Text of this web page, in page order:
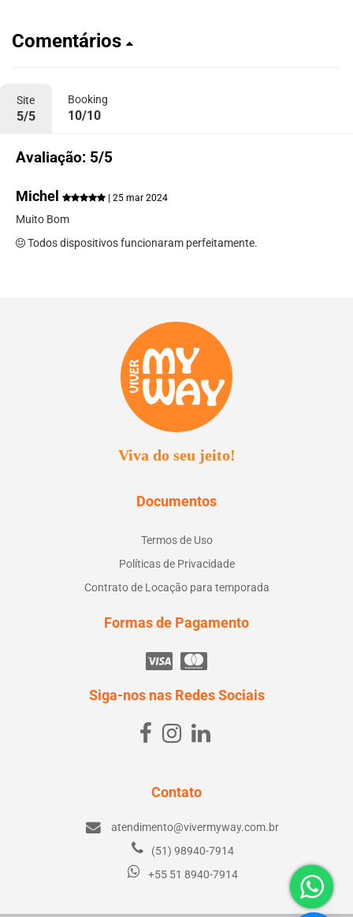
Comentários
Site
5/5
Booking
10/10
Avaliação: 5/5
Michel | 25 mar 2024
Muito Bom
Todos dispositivos funcionaram perfeitamente.
Viva do seu jeito!
Documentos
Termos de Uso
Políticas de Privacidade
Contrato de Locação para temporada
Formas de Pagamento
Siga-nos nas Redes Sociais
Contato
atendimento@vivermyway.com.br
(51) 98940-7914
+55 51 8940-7914